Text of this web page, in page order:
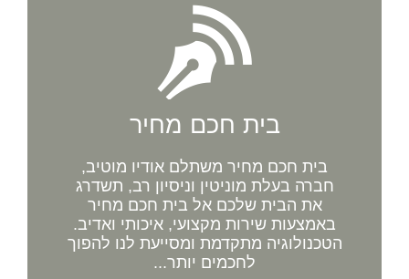
בית חכם מחיר
בית חכם מחיר משתלם אודיו מוטיב,
חברה בעלת מוניטין וניסיון רב, תשדרג
את הבית שלכם אל בית חכם מחיר
באמצעות שירות מקצועי, איכותי ואדיב.
הטכנולוגיה מתקדמת ומסייעת לנו להפוך
לחכמים יותר...